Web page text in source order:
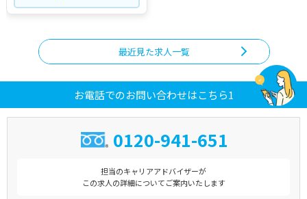
最近見た求人一覧
お電話でのお問い合わせはこちら1
0120-941-651
担当のキャリアアドバイザーが
この求人の詳細についてご案内いたします